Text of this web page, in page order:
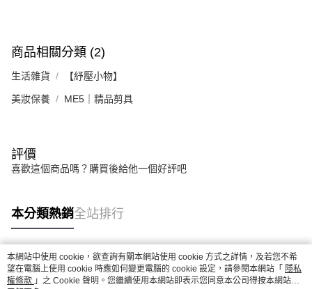
商品相關分類 (2)
生活雜貨 【紓壓小物】
美妝保養 ME5｜精品剪具
評價
喜歡這個商品嗎？購買後給他一個好評吧
本分類熱銷全站排行
熱門標籤
本網站中使用 cookie，欲查詢有關本網站使用 cookie 方式之詳情，及若您不希
望在電腦上使用 cookie 時應如何變更電腦的 cookie 設定，請參閱本網站「 隱私
權條款 」之 Cookie 聲明。您繼續使用本網站即表示您同意本公司得按本網站使